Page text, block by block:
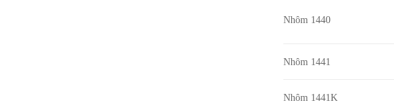
Nhôm 1440
Nhôm 1441
Nhôm 1441K